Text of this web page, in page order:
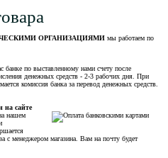
ОРГАНИЗАЦИЯМИ мы работаем по
по выставленному нами счету после
денежных средств - 2-3 рабочих дня. При
комиссия банка за перевод денежных средств.
на сайте
нашем
с менеджером магазина. Вам на почту будет